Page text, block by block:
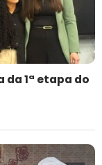
1ª etapa do